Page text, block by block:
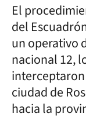
El
del
un operativo
nacional 12,
ciudad de
hacia la